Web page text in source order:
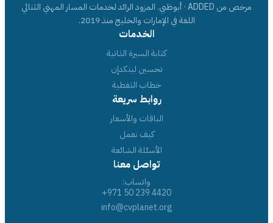
مرخص من ADDED · أبوظبي. المزود الرائد لخدمات المسار المهني الثنائي
اللغة في الإمارات والخليج منذ 2019.
الخدمات
كتابة السيرة الذاتية
تحسين لينكدإن
خطاب التغطية
روابط سريعة
الباقات والأسعار
كيف نعمل
الأسئلة الشائعة
تواصل معنا
واتساب:
+971 50 239 4420
info@cvplanet.org